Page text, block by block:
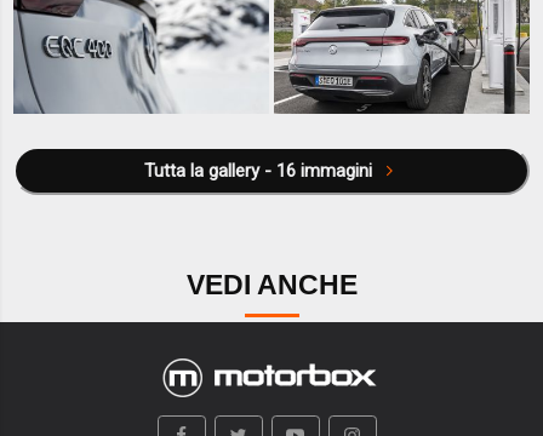
Tutta la gallery - 16 immagini
VEDI ANCHE